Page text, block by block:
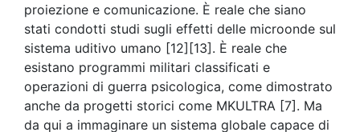
proiezione e comunicazione. È reale che siano
stati condotti studi sugli effetti delle microonde sul
sistema uditivo umano [12][13]. È reale che
esistano programmi militari classificati e
operazioni di guerra psicologica, come dimostrato
anche da progetti storici come MKULTRA [7]. Ma
da qui a immaginare un sistema globale capace di